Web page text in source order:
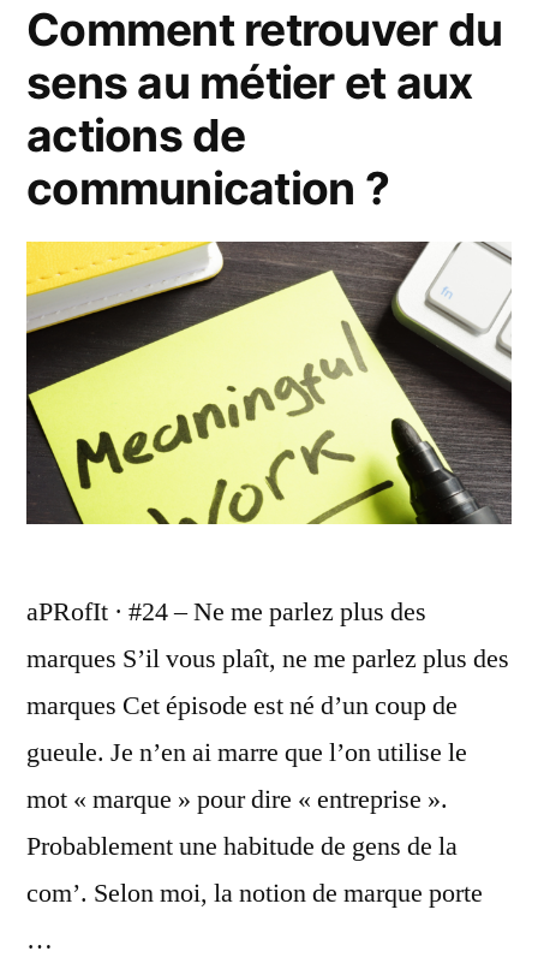
Comment retrouver du
sens au métier et aux
actions de
communication ?
aPRofIt · #24 – Ne me parlez plus des
marques S’il vous plaît, ne me parlez plus des
marques Cet épisode est né d’un coup de
gueule. Je n’en ai marre que l’on utilise le
mot « marque » pour dire « entreprise ».
Probablement une habitude de gens de la
com’. Selon moi, la notion de marque porte
…